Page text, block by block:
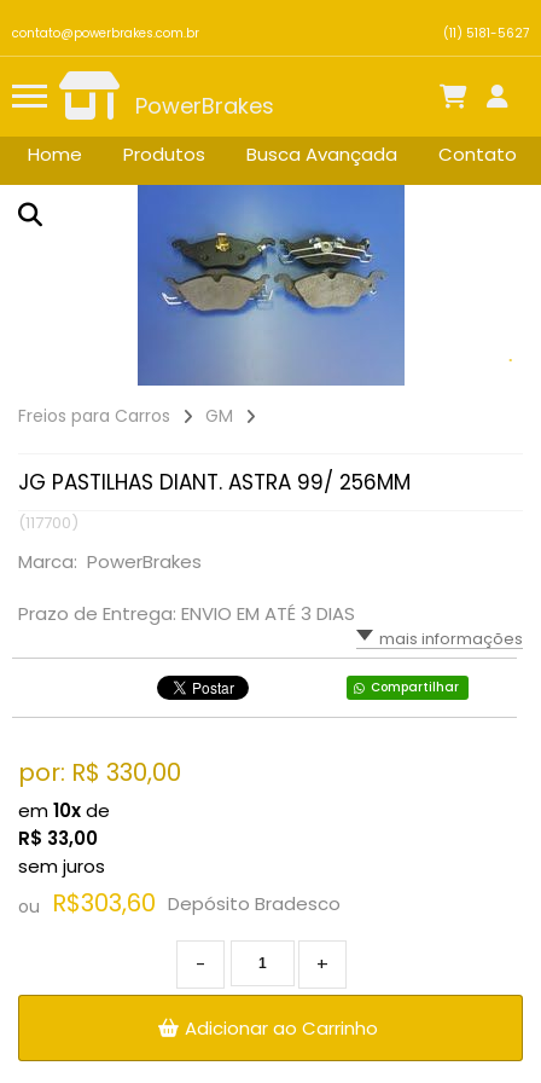
contato@powerbrakes.com.br (11) 5181-5627
PowerBrakes
Home Produtos Busca Avançada Contato
Freios para Carros GM
JG PASTILHAS DIANT. ASTRA 99/ 256MM
(117700)
Marca: PowerBrakes
Prazo de Entrega: ENVIO EM ATÉ 3 DIAS
mais informações
Compartilhar
por: R$ 330,00
em10xde
R$ 33,00
sem juros
ou R$303,60 Depósito Bradesco
+
-
Adicionar ao Carrinho